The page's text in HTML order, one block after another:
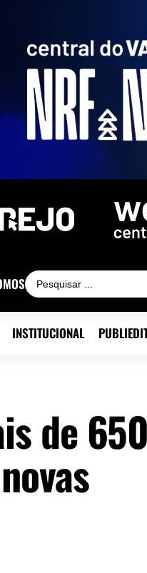
INSTITUCIONAL
de 650